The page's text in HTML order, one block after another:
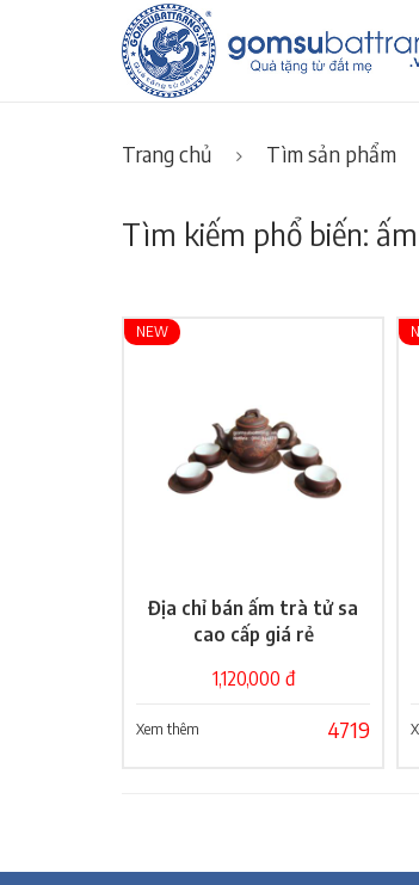
Trang chủ Tìm sản phẩm
Tìm kiếm phổ biến:
Giỏ hàng
NEW
Địa chỉ bán ấm trà tử sa
cao cấp giá rẻ
1,120,000 đ
Xem thêm 4719